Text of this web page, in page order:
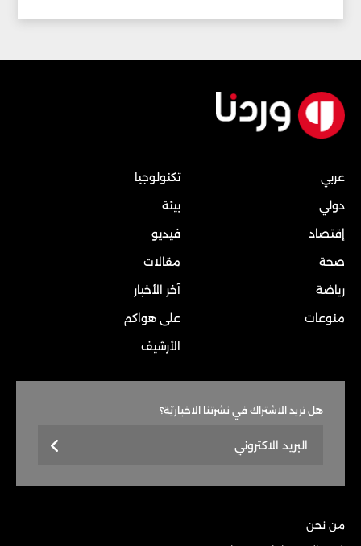
عربي
دولي
إقتصاد
صحة
رياضة
منوعات
تكنولوجيا
بيئة
فيديو
مقالات
آخر الأخبار
على هواكم
الأرشيف
هل تريد الاشتراك في نشرتنا الاخباريّة؟
من نحن